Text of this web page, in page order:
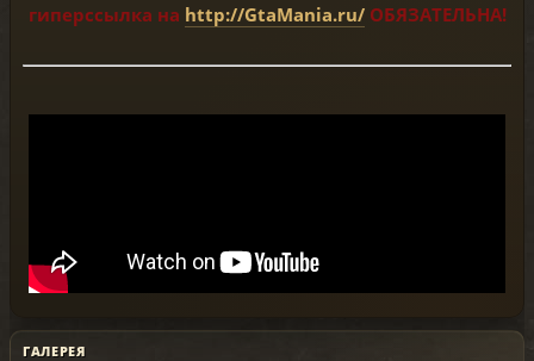
гиперссылка на http://GtaMania.ru/ОБЯЗАТЕЛЬНА!
ГАЛЕРЕЯ